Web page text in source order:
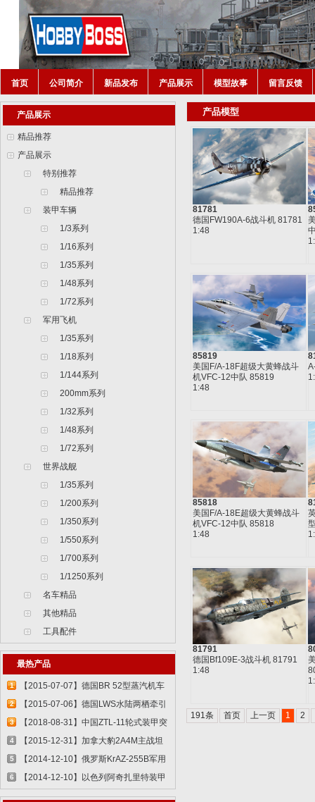
首页 公司简介 新品发布 产品展示 模型故事 留言反馈
产品展示
精品推荐
产品展示
特别推荐
精品推荐
装甲车辆
1/3系列
1/16系列
1/35系列
1/48系列
1/72系列
军用飞机
1/35系列
1/18系列
1/144系列
200mm系列
1/32系列
1/48系列
1/72系列
世界战舰
1/35系列
1/200系列
1/350系列
1/550系列
1/700系列
1/1250系列
名车精品
其他精品
工具配件
最热产品
1
【2015-07-07】德国BR 52型蒸汽机车
829...
2
【2015-07-06】德国LWS水陆两栖牵引
车 82...
3
【2018-08-31】中国ZTL-11轮式装甲突
击车 ...
4
【2015-12-31】加拿大豹2A4M主战坦
克 8386...
5
【2014-12-10】俄罗斯KrAZ-255B军用
卡车85...
6
【2014-12-10】以色列阿奇扎里特装甲
运兵...
产品模型
81781
德国FW190A-6战斗机 81781
1:48
85819
美国F/A-18F超级大黄蜂战斗
机VFC-12中队 85819
1:48
85818
美国F/A-18E超级大黄蜂战斗
机VFC-12中队 85818
1:48
81791
德国Bf109E-3战斗机 81791
1:48
191条 首页 上一页 1 2